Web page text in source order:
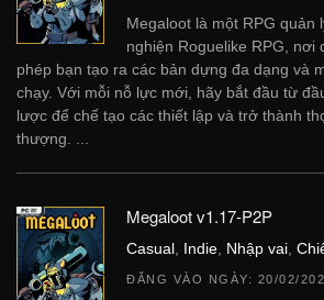
Megaloot là một RPG quản
nghiện Roguelike RPG, nơi
phép bạn tạo ra các bản dựng đa dạng và
chạy. Với mỗi nỗ lực mới, hãy bắt đầu từ
lược để chế tạo các thiết lập và trở thành
thượng. ...
Megaloot v1.17-P2P
Casual Indie Nhập vai
ĐĂNG VÀO NGÀY: 20/02/